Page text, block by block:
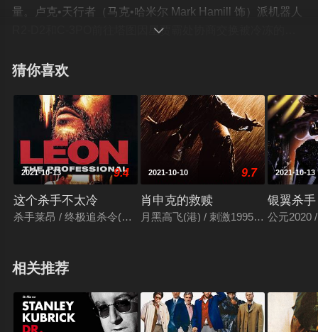
量。卢克•天行者（马克•哈米尔 Mark Hamill 饰）派机器人
R2-D2和C-3PO前往塔图因星贾霸处协商交换被冷冻的韩•
Carrie Fisher 饰），猿人丘巴卡（彼得•梅林 Peter
Williams 饰）的帮助下终于营救成功。在尤达师傅处，卢
克发现了更多关于自己身世的秘密，也终于决定迎接成为
一个绝地武士的终极挑战。卢克回到抵抗组织参与攻打“死
星”行动，与韩•索罗，莉亚公主，丘巴卡，机器人R2-D2和
C-3PO共同前往森林密布的恩多星破坏“死星”防护罩的能源
站，与此同时蓝多•卡瑞辛驾驶千年隼飞船带领各部施展航
空打击。没曾想卢克一行人刚踏上恩多星，就遭遇当地部
音剪辑，最佳原创电影音乐及最佳音效四项提名。©豆瓣

猜你喜欢
2021-10-13 9.4
这个杀手不太冷
杀手莱昂 / 终极追杀令(台) / 杀手里昂 / Leon / Leon: The
2021-10-10 9.7
肖申克的救赎
月黑高飞(港) / 刺激1995(台) / 地狱诺
2021-10-13
银翼杀手
公元2020
相关推荐